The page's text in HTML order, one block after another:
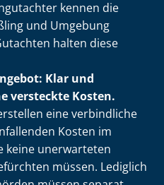
kennen die
und Umgebung
halten diese
Klar und
versteckte Kosten.
eine verbindliche
Kosten im
keine unerwarteten
müssen. Lediglich